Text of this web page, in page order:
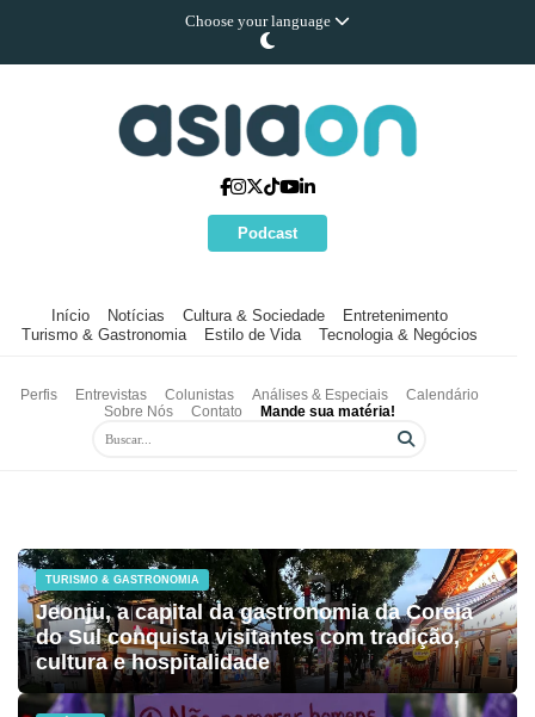
Choose your language
Podcast
Início Notícias Cultura & Sociedade
Entretenimento
Turismo & Gastronomia
Estilo de Vida Tecnologia & Negócios
Perfis Entrevistas Colunistas Análises & Especiais
Calendário
Sobre Nós
Contato Mande sua matéria!
TURISMO & GASTRONOMIA
Jeonju, a capital da gastronomia da Coreia
do Sul conquista visitantes com tradição,
cultura e hospitalidade